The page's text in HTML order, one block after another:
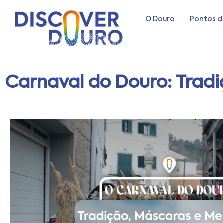
O Douro Pontos
Carnaval do Douro: